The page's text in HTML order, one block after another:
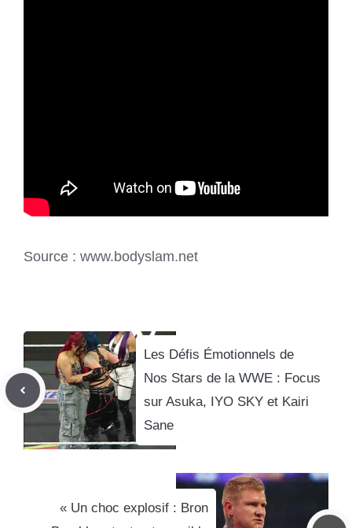
Source : www.bodyslam.net
Les Défis Émotionnels de
Nos Stars de la WWE : Focus
sur Asuka, IYO SKY et Kairi
Sane
« Un choc explosif : Bron